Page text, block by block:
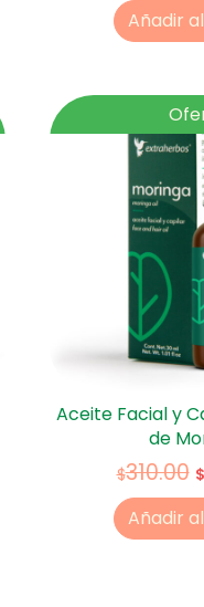
Añadir
Aceite Facial y
de
$310.00 $
Añadir